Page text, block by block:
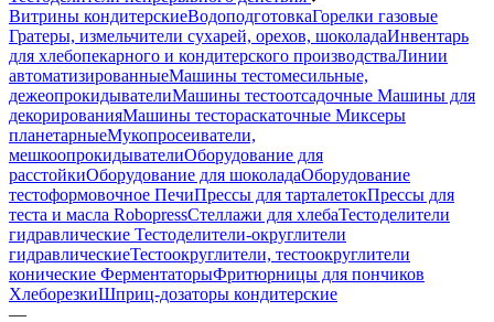
Витрины кондитерскиеВодоподготовкаГорелки газовые
Гратеры, измельчители сухарей, орехов, шоколадаИнвентарь
для хлебопекарного и кондитерского производстваЛинии
автоматизированныеМашины тестомесильные,
дежеопрокидывателиМашины тестоотсадочные Машины для
декорированияМашины тестораскаточные Миксеры
планетарныеМукопросеиватели,
мешкоопрокидывателиОборудование для
расстойкиОборудование для шоколадаОборудование
тестоформовочное ПечиПрессы для тарталетокПрессы для
теста и масла RobopressСтеллажи для хлебаТестоделители
гидравлические Тестоделители-округлители
гидравлическиеТестоокруглители, тестоокруглители
конические ФерментаторыФритюрницы для пончиков
ХлеборезкиШприц-дозаторы кондитерские
—